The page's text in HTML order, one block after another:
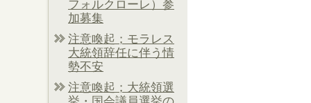
フォルクローレ）参
加募集
注意喚起；モラレス
大統領辞任に伴う情
勢不安
注意喚起；大統領選